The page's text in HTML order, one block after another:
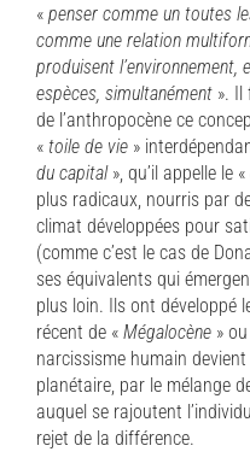
« penser comme un toutes
comme une relation
produisent l’environnement,
espèces, simultanément ».
de l’anthropocène ce
« toile de vie »
du capital », qu’il appelle le «
plus radicaux, nourris par
climat développées pour
(comme c’est le cas de
ses équivalents qui
plus loin. Ils ont développé
récent de « Mégalocène »
narcissisme humain
planétaire, par le mélange
auquel se rajoutent
rejet de la différence.